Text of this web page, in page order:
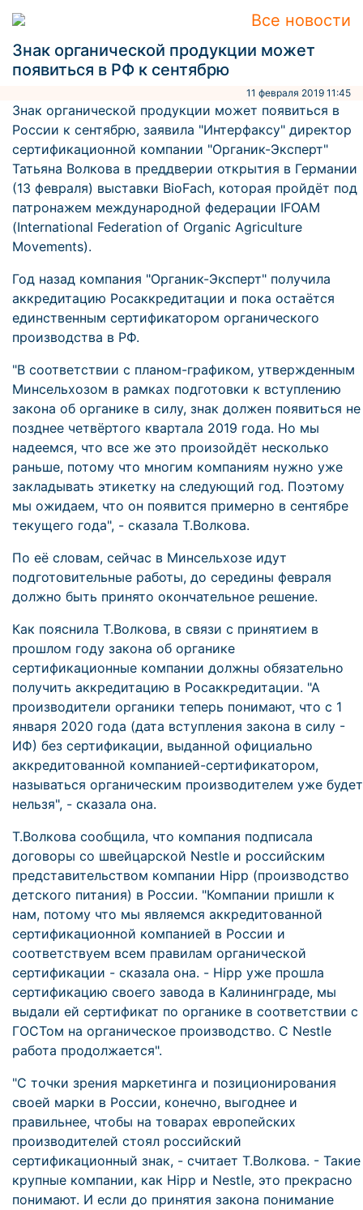
Все новости
Знак органической продукции может
появиться в РФ к сентябрю
11 февраля 2019 11:45
Знак органической продукции может появиться в
России к сентябрю, заявила "Интерфаксу" директор
сертификационной компании "Органик-Эксперт"
Татьяна Волкова в преддверии открытия в Германии
(13 февраля) выставки BioFach, которая пройдёт под
патронажем международной федерации IFOAM
(International Federation of Organic Agriculture
Movements).
Год назад компания "Органик-Эксперт" получила
аккредитацию Росаккредитации и пока остаётся
единственным сертификатором органического
производства в РФ.
"В соответствии с планом-графиком, утвержденным
Минсельхозом в рамках подготовки к вступлению
закона об органике в силу, знак должен появиться не
позднее четвёртого квартала 2019 года. Но мы
надеемся, что все же это произойдёт несколько
раньше, потому что многим компаниям нужно уже
закладывать этикетку на следующий год. Поэтому
мы ожидаем, что он появится примерно в сентябре
текущего года", - сказала Т.Волкова.
По её словам, сейчас в Минсельхозе идут
подготовительные работы, до середины февраля
должно быть принято окончательное решение.
Как пояснила Т.Волкова, в связи с принятием в
прошлом году закона об органике
сертификационные компании должны обязательно
получить аккредитацию в Росаккредитации. "А
производители органики теперь понимают, что с 1
января 2020 года (дата вступления закона в силу -
ИФ) без сертификации, выданной официально
аккредитованной компанией-сертификатором,
называться органическим производителем уже будет
нельзя", - сказала она.
Т.Волкова сообщила, что компания подписала
договоры со швейцарской Nestle и российским
представительством компании Hipp (производство
детского питания) в России. "Компании пришли к
нам, потому что мы являемся аккредитованной
сертификационной компанией в России и
соответствуем всем правилам органической
сертификации - сказала она. - Hipp уже прошла
сертификацию своего завода в Калининграде, мы
выдали ей сертификат по органике в соответствии с
ГОСТом на органическое производство. С Nestle
работа продолжается".
"С точки зрения маркетинга и позиционирования
своей марки в России, конечно, выгоднее и
правильнее, чтобы на товарах европейских
производителей стоял российский
сертификационный знак, - считает Т.Волкова. - Такие
крупные компании, как Hipp и Nestle, это прекрасно
понимают. И если до принятия закона понимание